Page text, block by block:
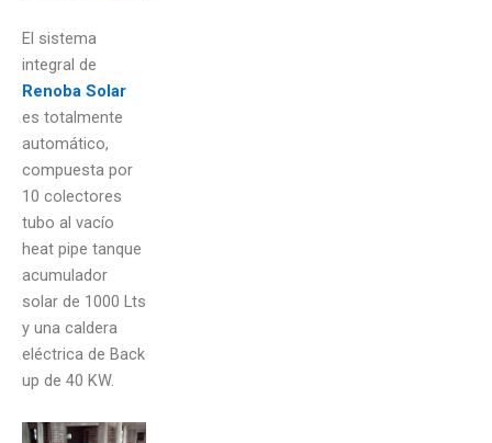
El sistema
integral de
Renoba Solar
es totalmente
automático,
compuesta por
10 colectores
tubo al vacío
heat pipe tanque
acumulador
solar de 1000 Lts
y una caldera
eléctrica de Back
up de 40 KW.